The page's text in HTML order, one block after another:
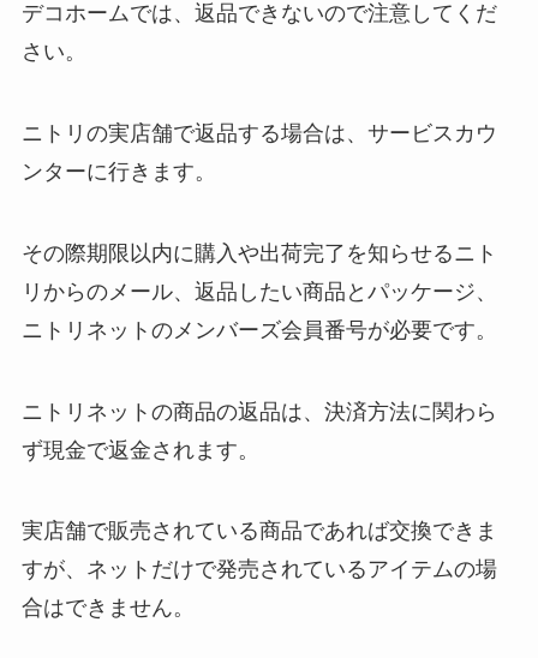
デコホームでは、返品できないので注意してくだ
さい。
ニトリの実店舗で返品する場合は、サービスカウ
ンターに行きます。
その際期限以内に購入や出荷完了を知らせるニト
リからのメール、返品したい商品とパッケージ、
ニトリネットのメンバーズ会員番号が必要です。
ニトリネットの商品の返品は、決済方法に関わら
ず現金で返金されます。
実店舗で販売されている商品であれば交換できま
すが、ネットだけで発売されているアイテムの場
合はできません。